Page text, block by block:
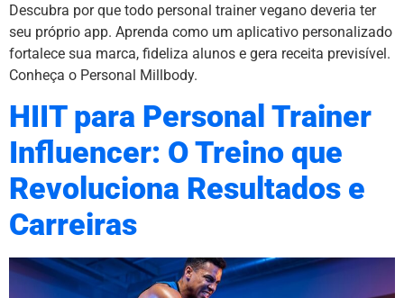
Descubra por que todo personal trainer vegano deveria ter
seu próprio app. Aprenda como um aplicativo personalizado
fortalece sua marca, fideliza alunos e gera receita previsível.
Conheça o Personal Millbody.
HIIT para Personal Trainer
Influencer: O Treino que
Revoluciona Resultados e
Carreiras